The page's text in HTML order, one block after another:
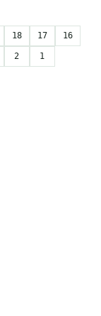
18 17 16
2 1